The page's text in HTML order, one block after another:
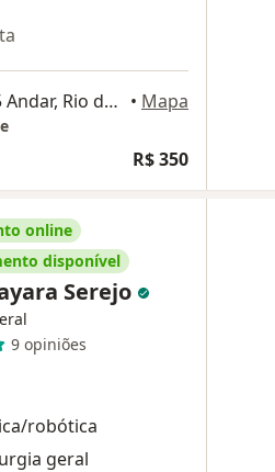
R. Visc. de Ouro Preto 5 , 5 Andar, Rio de Janeiro • Mapa
R$ 350
online
disponível
Serejo
9 opiniões
robótica
geral